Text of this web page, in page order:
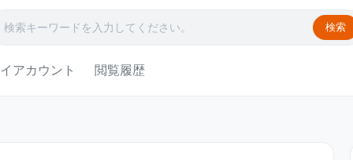
検索
アカウント 閲覧履歴